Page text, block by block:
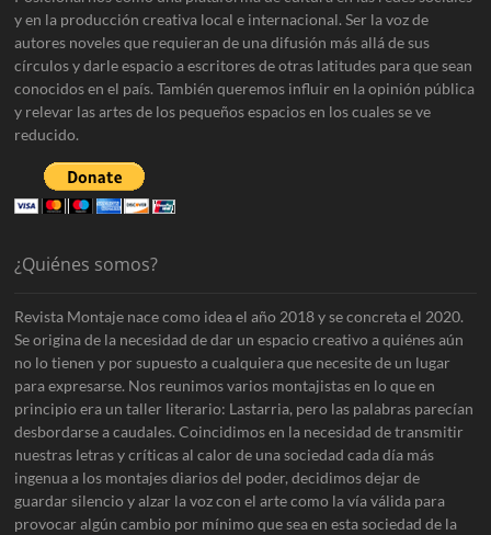
y en la producción creativa local e internacional. Ser la voz de
autores noveles que requieran de una difusión más allá de sus
círculos y darle espacio a escritores de otras latitudes para que sean
conocidos en el país. También queremos influir en la opinión pública
y relevar las artes de los pequeños espacios en los cuales se ve
reducido.
¿Quiénes somos?
Revista Montaje nace como idea el año 2018 y se concreta el 2020.
Se origina de la necesidad de dar un espacio creativo a quiénes aún
no lo tienen y por supuesto a cualquiera que necesite de un lugar
para expresarse. Nos reunimos varios montajistas en lo que en
principio era un taller literario: Lastarria, pero las palabras parecían
desbordarse a caudales. Coincidimos en la necesidad de transmitir
nuestras letras y críticas al calor de una sociedad cada día más
ingenua a los montajes diarios del poder, decidimos dejar de
guardar silencio y alzar la voz con el arte como la vía válida para
provocar algún cambio por mínimo que sea en esta sociedad de la